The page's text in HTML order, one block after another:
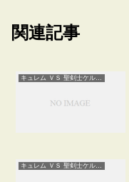
関連記事
キュレム ＶＳ 聖剣士ケルディオ
キュレム ＶＳ 聖剣士ケルディオ